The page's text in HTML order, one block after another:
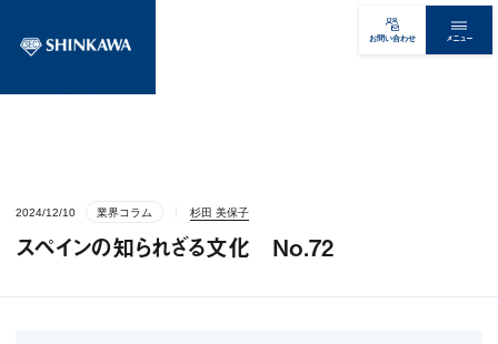
お問い合わせ メニュー
2024/12/10 業界コラム 杉田 美保子
スペインの知られざる文化 No.72